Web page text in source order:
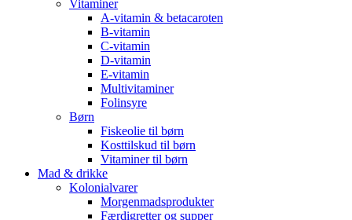
Vitaminer
A-vitamin & betacaroten
B-vitamin
C-vitamin
D-vitamin
E-vitamin
Multivitaminer
Folinsyre
Børn
Fiskeolie til børn
Kosttilskud til børn
Vitaminer til børn
Mad & drikke
Kolonialvarer
Morgenmadsprodukter
Færdigretter og supper